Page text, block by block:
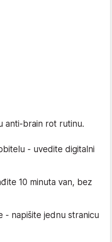
anti-brain rot rutinu.
- uvedite digitalni
10 minuta van, bez
- napišite jednu stranicu